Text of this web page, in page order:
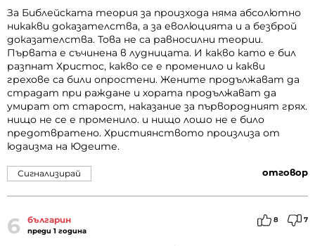
За Библейската теория за произхода няма абсолютно
никакви доказателства, а за еволюцията и а безброй
доказателства. Това не са равносилни теории.
Първата е съчинена в лудницата. И какво като е бил
разпнат Христос, какво се е променило и какви
грехове са били опростени. Жените продължават да
страдат при раждане и хората продължават да
умират от старост, наказание за първородният грях.
нищо не се е променило. и нищо лошо не е било
предотвратено. Християнството произлиза от
юдаизма на Юдеите.
отговор
Сигнализирай
6 българин
преди 1 година
8 7